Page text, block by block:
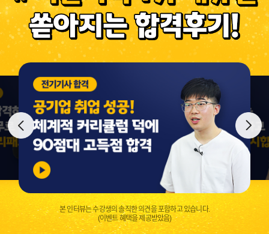
본 인터뷰는 수강생의 솔직한 의견을 포함하고 있습니다.
(이벤트 혜택을 제공받았음)